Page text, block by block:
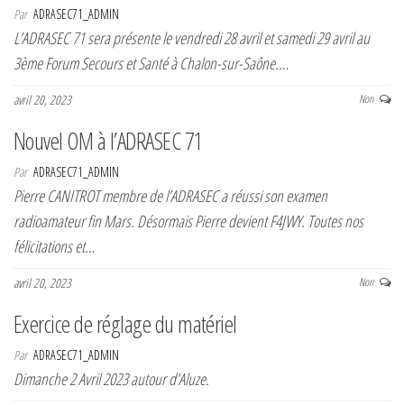
Par ADRASEC71_ADMIN
L’ADRASEC 71 sera présente le vendredi 28 avril et samedi 29 avril au
3ème Forum Secours et Santé à Chalon-sur-Saône.…
avril 20, 2023 Non
Nouvel OM à l’ADRASEC 71
Par ADRASEC71_ADMIN
Pierre CANITROT membre de l’ADRASEC a réussi son examen
radioamateur fin Mars. Désormais Pierre devient F4JWY. Toutes nos
félicitations et…
avril 20, 2023 Non
Exercice de réglage du matériel
Par ADRASEC71_ADMIN
Dimanche 2 Avril 2023 autour d’Aluze.